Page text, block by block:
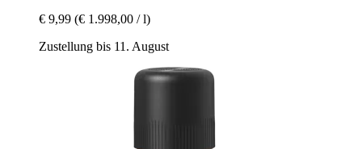
€ 9,99 (€ 1.998,00 / l)
Zustellung bis 11. August